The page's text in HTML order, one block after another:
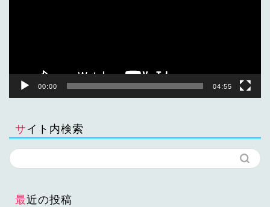
00:00 04:55
サイト内検索
最近の投稿